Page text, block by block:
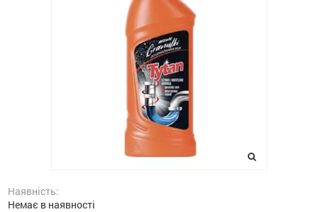
Наявність:
Немає в наявності